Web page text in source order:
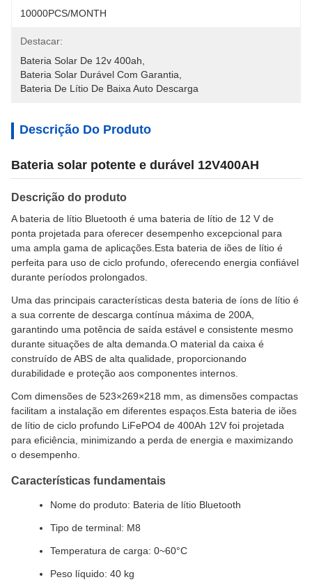
10000PCS/MONTH
Destacar:
Bateria Solar De 12v 400ah
Bateria Solar Durável Com Garantia
Bateria De Lítio De Baixa Auto Descarga
Descrição Do Produto
Bateria solar potente e durável 12V400AH
Descrição do produto
A bateria de lítio Bluetooth é uma bateria de lítio de 12 V de
ponta projetada para oferecer desempenho excepcional para
uma ampla gama de aplicações.Esta bateria de iões de lítio é
perfeita para uso de ciclo profundo, oferecendo energia confiável
durante períodos prolongados.
Uma das principais características desta bateria de íons de lítio é
a sua corrente de descarga contínua máxima de 200A,
garantindo uma potência de saída estável e consistente mesmo
durante situações de alta demanda.O material da caixa é
construído de ABS de alta qualidade, proporcionando
durabilidade e proteção aos componentes internos.
Com dimensões de 523×269×218 mm, as dimensões compactas
facilitam a instalação em diferentes espaços.Esta bateria de iões
de lítio de ciclo profundo LiFePO4 de 400Ah 12V foi projetada
para eficiência, minimizando a perda de energia e maximizando
o desempenho.
Características fundamentais
Nome do produto: Bateria de lítio Bluetooth
Tipo de terminal: M8
Temperatura de carga: 0~60°C
Peso líquido: 40 kg